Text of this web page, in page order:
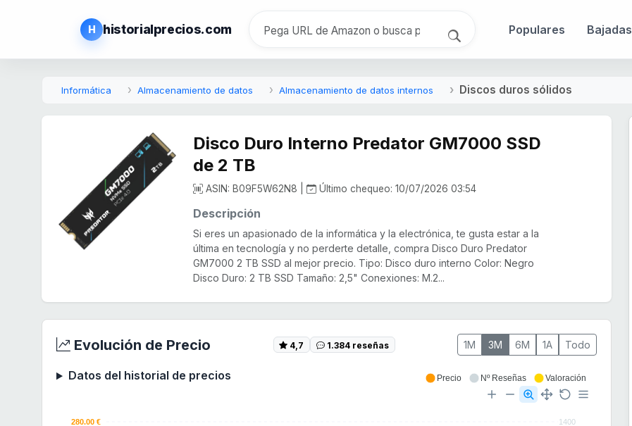
H historialprecios.com Populares Bajadas
Informática Almacenamiento de datos Almacenamiento de datos internos Discos duros sólidos
Disco Duro Interno Predator GM7000 SSD
de 2 TB
ASIN: B09F5W62N8 | Último chequeo: 10/07/2026 03:54
Descripción
Si eres un apasionado de la informática y la electrónica, te gusta estar a la
última en tecnología y no perderte detalle, compra Disco Duro Predator
GM7000 2 TB SSD al mejor precio. Tipo: Disco duro interno Color: Negro
Disco Duro: 2 TB SSD Tamaño: 2,5" Conexiones: M.2...
Evolución de Precio 4,7 1.384 reseñas 1M 3M 6M 1A Todo
Datos del historial de precios
1400
280.00 €
Precio Nº Reseñas Valoración